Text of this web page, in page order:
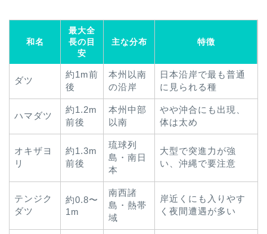
和名
最大全
長の目
安
主な分布 特徴
ダツ
約1m前
後
本州以南
の沿岸
日本沿岸で最も普通
に見られる種
ハマダツ
約1.2m
前後
本州中部
以南
やや沖合にも出現、
体は太め
オキザヨ
リ
約1.3m
前後
琉球列
島・南日
本
大型で突進力が強
い、沖縄で要注意
テンジク
ダツ
約0.8〜
1m
南西諸
島・熱帯
域
岸近くにも入りやす
く夜間遭遇が多い